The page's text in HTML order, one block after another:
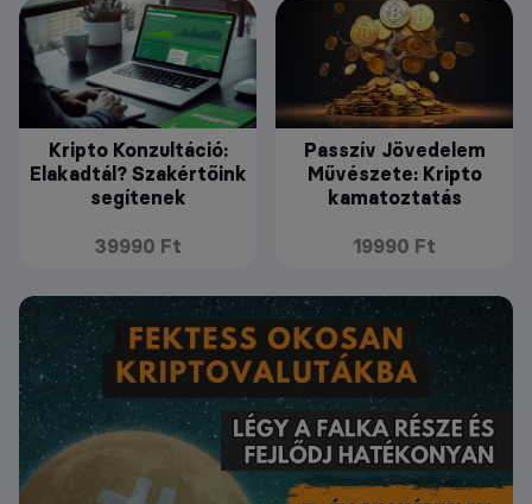
Kripto Konzultáció:
Elakadtál? Szakértőink
segítenek
39990 Ft
Passzív Jövedelem
Művészete: Kripto
kamatoztatás
19990 Ft